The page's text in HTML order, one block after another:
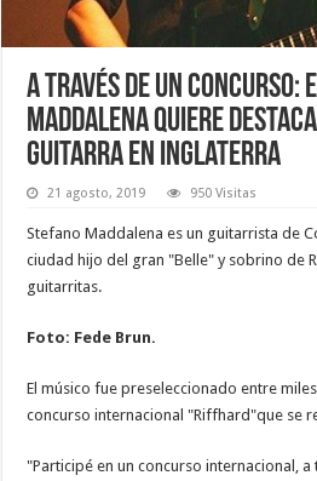
A través de un concurso:
Maddalena quiere
guitarra en Inglaterra
21 agosto, 2019 950 Visitas
Stefano Maddalena es un guitarrista de
ciudad hijo del gran "Belle" y sobrino de
guitarritas.
Foto: Fede Brun.
El músico fue preseleccionado entre
concurso internacional "Riffhard"que se
"Participé en un concurso internacional,